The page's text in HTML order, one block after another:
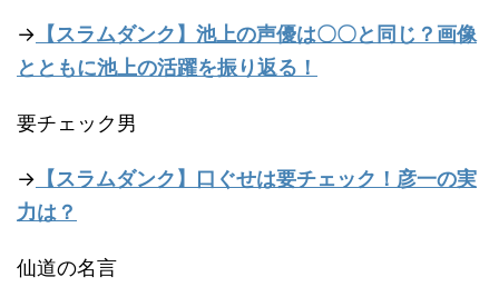
→ 【スラムダンク】池上の声優は〇〇と同じ？画像
とともに池上の活躍を振り返る！
要チェック男
→ 【スラムダンク】口ぐせは要チェック！彦一の実
力は？
仙道の名言